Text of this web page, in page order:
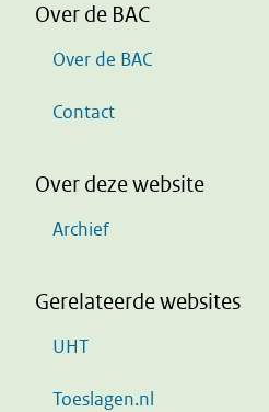
Over de BAC
Over de BAC
Contact
Over deze website
Archief
Gerelateerde websites
UHT
Toeslagen.nl